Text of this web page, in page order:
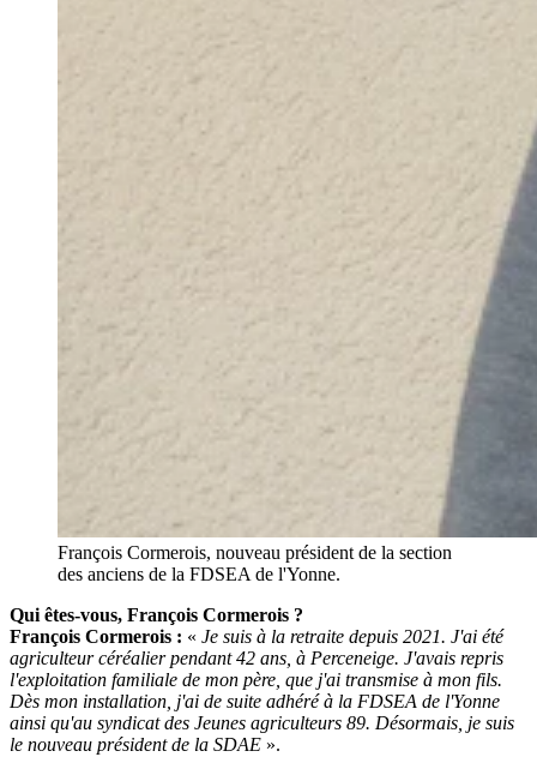
François Cormerois, nouveau président de la section
des anciens de la FDSEA de l'Yonne.
Qui êtes-vous, François Cormerois ?
François Cormerois : « Je suis à la retraite depuis 2021. J'ai été
agriculteur céréalier pendant 42 ans, à Perceneige. J'avais repris
l'exploitation familiale de mon père, que j'ai transmise à mon fils.
Dès mon installation, j'ai de suite adhéré à la FDSEA de l'Yonne
ainsi qu'au syndicat des Jeunes agriculteurs 89. Désormais, je suis
le nouveau président de la SDAE ».